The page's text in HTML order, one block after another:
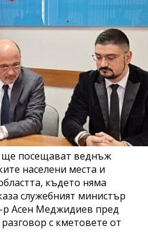
посещават веднъж
населени места и
където няма
служебният министър
р Асен Меджидиев пред
с кметовете от